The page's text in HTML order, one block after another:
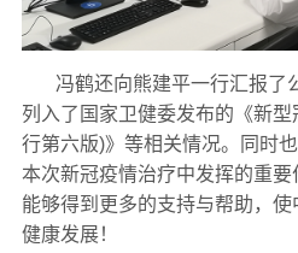
冯鹤还向熊建平一行汇报了
列入了国家卫健委发布的《新
行第六版)》等相关情况。同时
本次新冠疫情治疗中发挥的重
能够得到更多的支持与帮助，
健康发展！